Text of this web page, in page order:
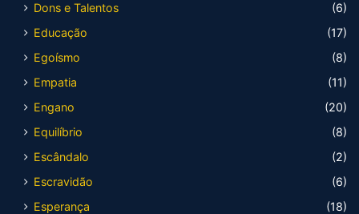
Dons e Talentos
(6)
Educação
(17)
Egoísmo
(8)
Empatia
(11)
Engano
(20)
Equilíbrio
(8)
Escândalo
(2)
Escravidão
(6)
Esperança
(18)